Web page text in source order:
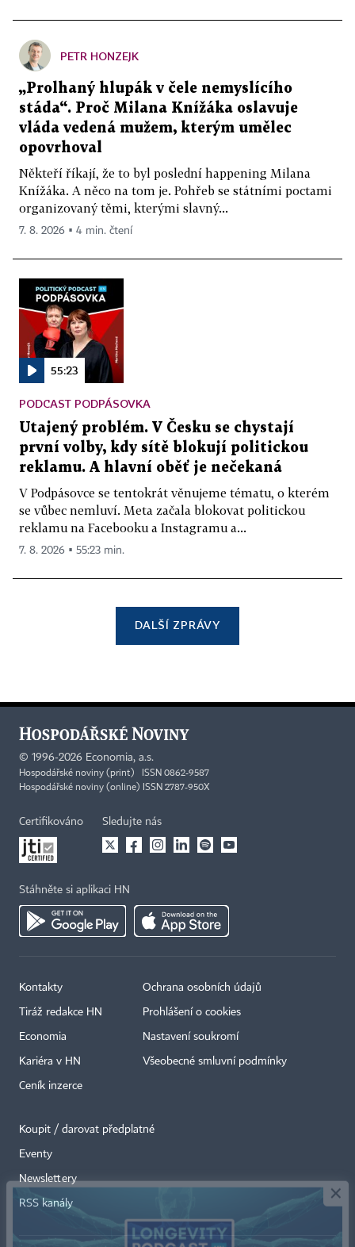
PETR HONZEJK
„Prolhaný hlupák v čele nemyslícího
stáda“. Proč Milana Knížáka oslavuje
vláda vedená mužem, kterým umělec
opovrhoval
Někteří říkají, že to byl poslední happening Milana
Knížáka. A něco na tom je. Pohřeb se státními poctami
organizovaný těmi, kterými slavný...
7. 8. 2026 ▪ 4 min. čtení
55:23
PODCAST PODPÁSOVKA
Utajený problém. V Česku se chystají
první volby, kdy sítě blokují politickou
reklamu. A hlavní oběť je nečekaná
V Podpásovce se tentokrát věnujeme tématu, o kterém
se vůbec nemluví. Meta začala blokovat politickou
reklamu na Facebooku a Instagramu a...
7. 8. 2026 ▪ 55:23 min.
DALŠÍ ZPRÁVY
© 1996-2026 Economia, a.s.
Hospodářské noviny (print) ISSN 0862-9587
Hospodářské noviny (online) ISSN 2787-950X
Certifikováno Sledujte nás
Stáhněte si aplikaci HN
Kontakty
Tiráž redakce HN
Economia
Kariéra v HN
Ceník inzerce
Ochrana osobních údajů
Prohlášení o cookies
Nastavení soukromí
Všeobecné smluvní podmínky
Koupit / darovat předplatné
Eventy
Newslettery
RSS kanály